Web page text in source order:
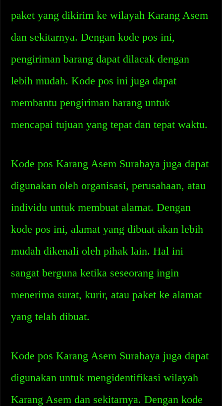
paket yang dikirim ke wilayah Karang Asem
dan sekitarnya. Dengan kode pos ini,
pengiriman barang dapat dilacak dengan
lebih mudah. Kode pos ini juga dapat
membantu pengiriman barang untuk
mencapai tujuan yang tepat dan tepat waktu.
Kode pos Karang Asem Surabaya juga dapat
digunakan oleh organisasi, perusahaan, atau
individu untuk membuat alamat. Dengan
kode pos ini, alamat yang dibuat akan lebih
mudah dikenali oleh pihak lain. Hal ini
sangat berguna ketika seseorang ingin
menerima surat, kurir, atau paket ke alamat
yang telah dibuat.
Kode pos Karang Asem Surabaya juga dapat
digunakan untuk mengidentifikasi wilayah
Karang Asem dan sekitarnya. Dengan kode